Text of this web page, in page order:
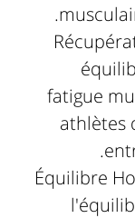
fatigue
athlètes
Équilibre